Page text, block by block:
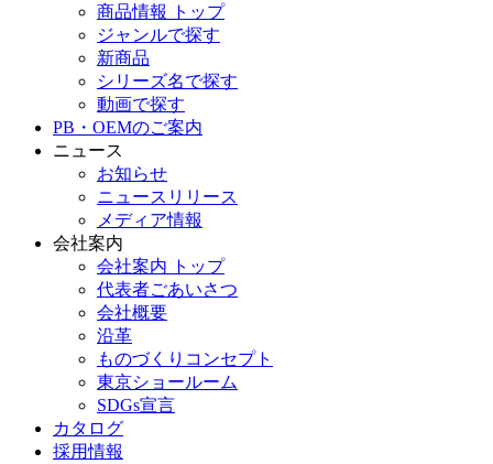
商品情報 トップ
ジャンルで探す
新商品
シリーズ名で探す
動画で探す
PB・OEMのご案内
ニュース
お知らせ
ニュースリリース
メディア情報
会社案内
会社案内 トップ
代表者ごあいさつ
会社概要
沿革
ものづくりコンセプト
東京ショールーム
SDGs宣言
カタログ
採用情報